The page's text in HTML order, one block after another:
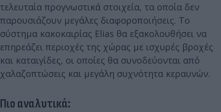
τελευταία προγνωστικά στοιχεία, τα οποία δεν
παρουσιάζουν μεγάλες διαφοροποιήσεις. Το
σύστημα κακοκαιρίας Elias θα εξακολουθήσει να
επηρεάζει περιοχές της χώρας με ισχυρές βροχές
και καταιγίδες, οι οποίες θα συνοδεύονται από
χαλαζοπτώσεις και μεγάλη συχνότητα κεραυνών.
Πιο αναλυτικά: